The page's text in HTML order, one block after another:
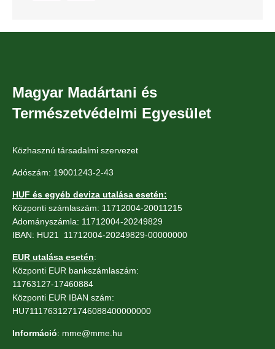
Magyar Madártani és
Természetvédelmi Egyesület
Közhasznú társadalmi szervezet
Adószám: 19001243-2-43
HUF és egyéb deviza utalása esetén:
Központi számlaszám: 11712004-20011215
Adományszámla: 11712004-20249829
IBAN: HU21 11712004-20249829-00000000
EUR utalása esetén:
Központi EUR bankszámlaszám:
11763127-17460884
Központi EUR IBAN szám:
HU71117631271746088400000000
Információ: mme@mme.hu